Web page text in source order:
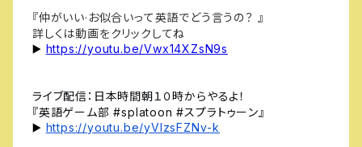
『仲がいい·お似合いって英語でどう言うの？ 』
詳しくは動画をクリックしてね
▶️ https://youtu.be/Vwx14XZsN9s
ライブ配信：日本時間朝１０時からやるよ！
『英語ゲーム部 #splatoon #スプラトゥーン』
▶️ https://youtu.be/yVIzsFZNv-k